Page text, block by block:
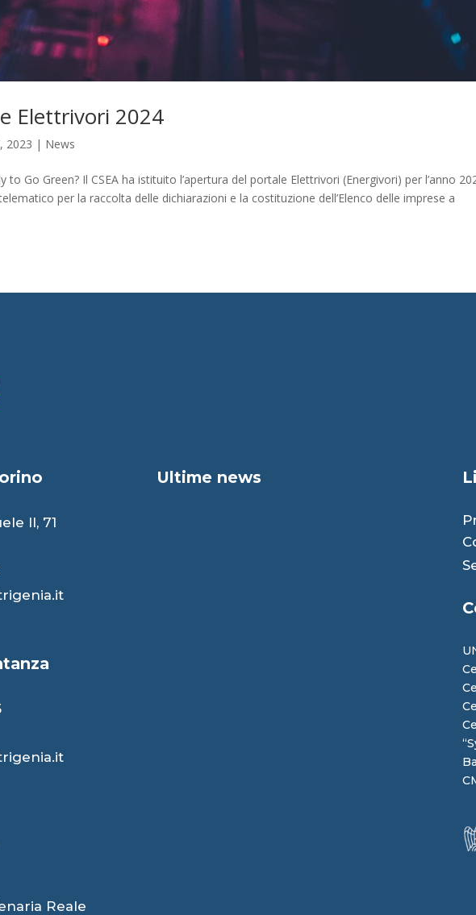
Elettrivori 2024
2023 | News
to Go Green? Il CSEA ha istituito l’apertura del portale Elettrivori (Energivori) per l’anno
per la raccolta delle dichiarazioni e la costituzione dell’Elenco delle imprese a
II, 71
Reale
Ultime news